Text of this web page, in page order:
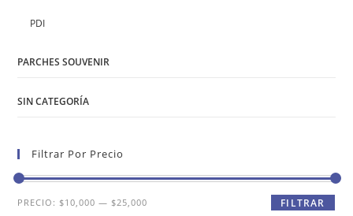
PDI
PARCHES SOUVENIR
SIN CATEGORÍA
Filtrar Por Precio
Precio
Precio
FILTRAR
PRECIO: $10,000 — $25,000